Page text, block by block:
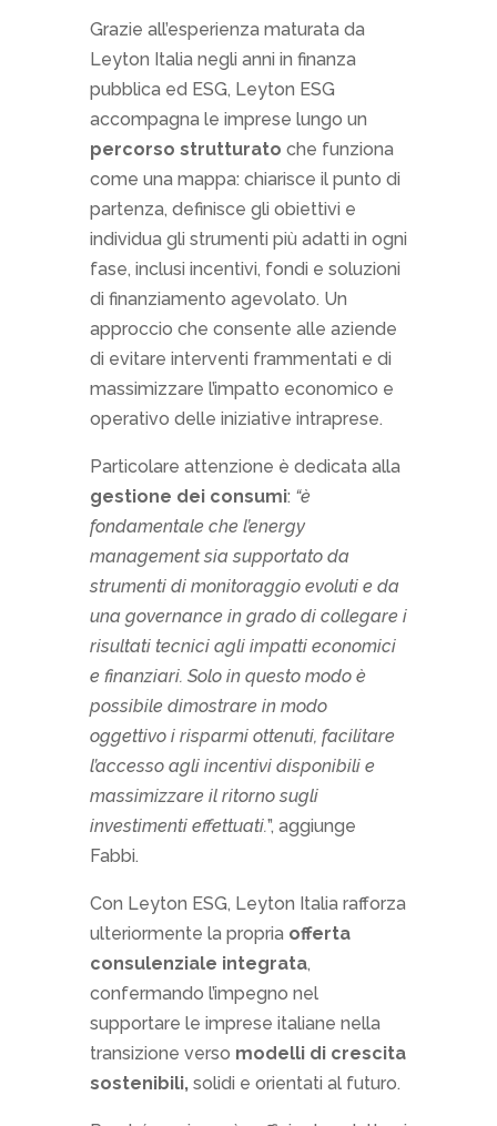
Grazie all’esperienza maturata da
Leyton Italia negli anni in finanza
pubblica ed ESG, Leyton ESG
accompagna le imprese lungo un
percorso strutturato che funziona
come una mappa: chiarisce il punto di
partenza, definisce gli obiettivi e
individua gli strumenti più adatti in ogni
fase, inclusi incentivi, fondi e soluzioni
di finanziamento agevolato. Un
approccio che consente alle aziende
di evitare interventi frammentati e di
massimizzare l’impatto economico e
operativo delle iniziative intraprese.
Particolare attenzione è dedicata alla
gestione dei consumi: “è
fondamentale che l’energy
management sia supportato da
strumenti di monitoraggio evoluti e da
una governance in grado di collegare i
risultati tecnici agli impatti economici
e finanziari. Solo in questo modo è
possibile dimostrare in modo
oggettivo i risparmi ottenuti, facilitare
l’accesso agli incentivi disponibili e
massimizzare il ritorno sugli
investimenti effettuati.”, aggiunge
Fabbi.
Con Leyton ESG, Leyton Italia rafforza
ulteriormente la propria offerta
consulenziale integrata,
confermando l’impegno nel
supportare le imprese italiane nella
transizione verso modelli di crescita
sostenibili,solidi e orientati al futuro.